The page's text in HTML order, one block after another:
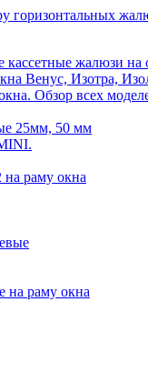
горизонтальных
кассетные жалюзи на
Венус, Изотра,
Обзор всех
25мм, 50 мм
раму окна
на раму окна